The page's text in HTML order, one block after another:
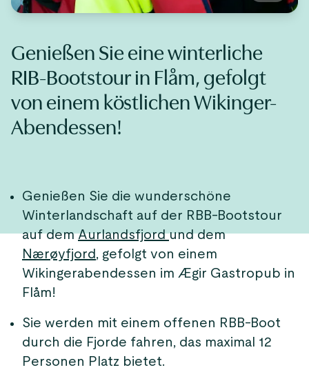
Genießen Sie eine winterliche
RIB-Bootstour in Flåm, gefolgt
von einem köstlichen Wikinger-
Abendessen!
Genießen Sie die wunderschöne
Winterlandschaft auf der RBB-Bootstour
auf demAurlandsfjordund dem
Nærøyfjord, gefolgt von einem
Wikingerabendessen im Ægir Gastropub in
Flåm!
Sie werden mit einem offenen RBB-Boot
durch die Fjorde fahren, das maximal 12
Personen Platz bietet.